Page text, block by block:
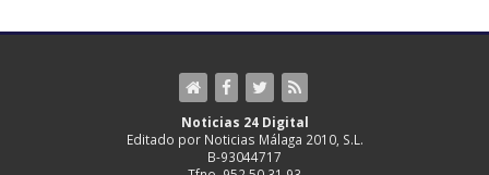
Noticias 24 Digital
Editado por Noticias Málaga 2010, S.L.
B-93044717